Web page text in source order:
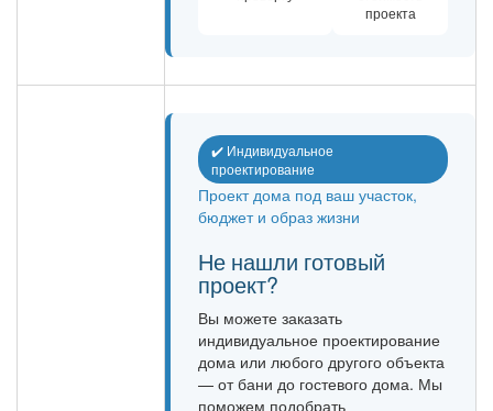
проекта
✔️ Индивидуальное
проектирование
Проект дома под ваш участок,
бюджет и образ жизни
Не нашли готовый
проект?
Вы можете заказать
индивидуальное проектирование
дома или любого другого объекта
— от бани до гостевого дома. Мы
поможем подобрать